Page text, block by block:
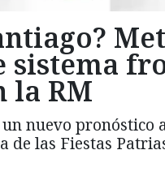
sistema
la RM
nuevo pronóstico
de las Fiestas